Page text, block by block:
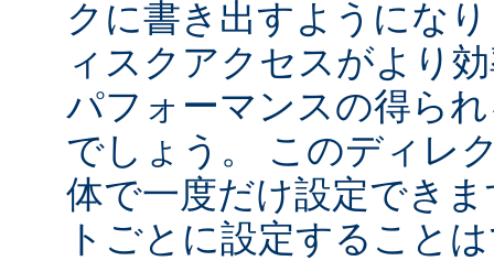
クに書き出すようにな
ィスクアクセスがより
パフォーマンスの得ら
でしょう。 このディレ
体で一度だけ設定でき
トごとに設定すること